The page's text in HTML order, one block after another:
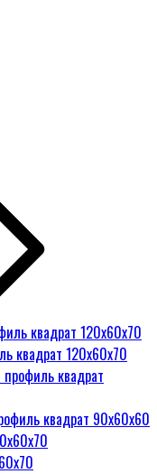
квадрат 120х60х70
квадрат 90х60х60